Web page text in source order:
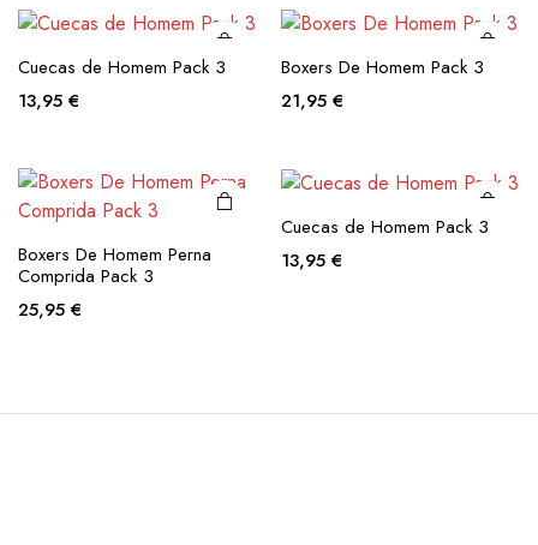
The
options
may be
page
Cuecas de Homem Pack 3
13,95 €
The
options
may be
page
Boxers De Homem Pack 3
21,95 €
This
product
The
options
chosen
Boxers De Homem Perna
Comprida Pack 3
25,95 €
This
product
The
options
may be
Cuecas de Homem Pack 3
13,95 €